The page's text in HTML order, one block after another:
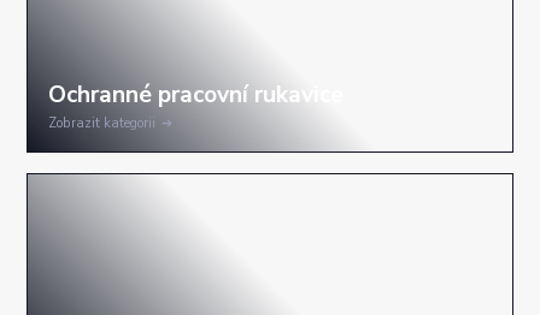
Zobrazit kategorii